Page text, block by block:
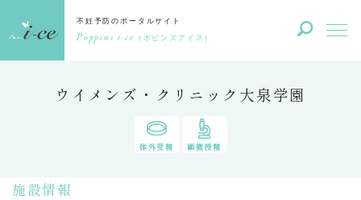
不妊予防のポータルサイト
Poppins i-ce （ポピンズアイス）
ウイメンズ・クリニック大泉学園
体外受精 顕微授精
施設情報